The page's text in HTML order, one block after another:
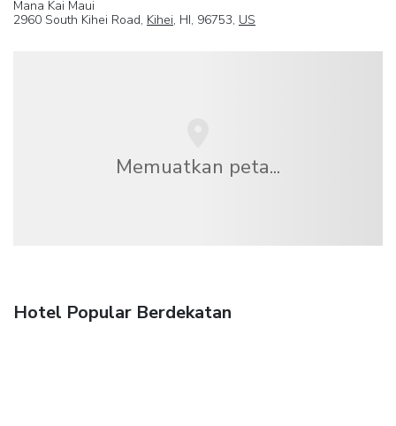
Mana Kai Maui
2960 South Kihei Road, Kihei, HI, 96753, US
Memuatkan peta...
Hotel Popular Berdekatan